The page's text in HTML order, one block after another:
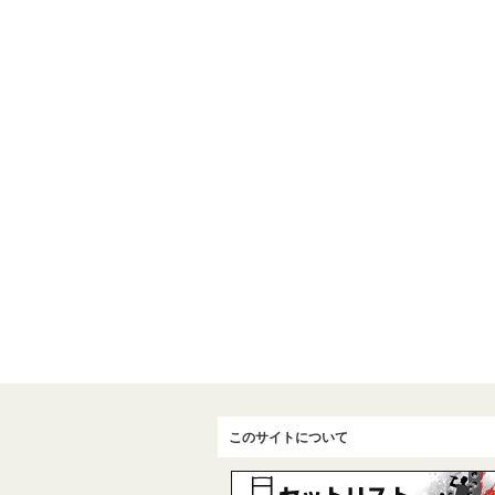
このサイトについて